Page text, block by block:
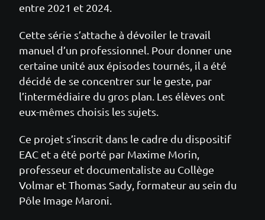
entre 2021 et 2024.
Cette série s’attache à dévoiler le travail
manuel d’un professionnel. Pour donner une
certaine unité aux épisodes tournés, il a été
décidé de se concentrer sur le geste, par
l’intermédiaire du gros plan. Les élèves ont
eux-mêmes choisis les sujets.
Ce projet s’inscrit dans le cadre du dispositif
EAC et a été porté par Maxime Morin,
professeur et documentaliste au Collège
Volmar et Thomas Sady, formateur au sein du
Pôle Image Maroni.